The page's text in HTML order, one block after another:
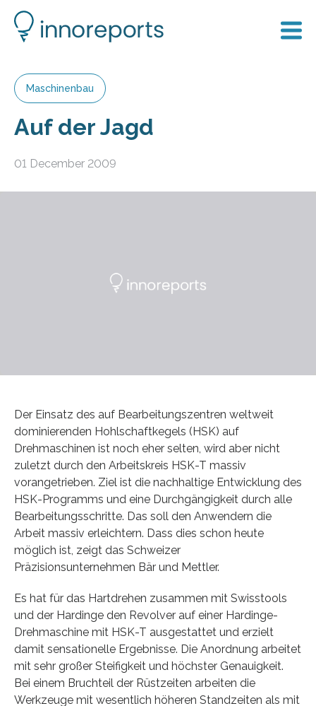
Maschinenbau
Auf der Jagd
01 December 2009
Der Einsatz des auf Bearbeitungszentren weltweit
dominierenden Hohlschaftkegels (HSK) auf
Drehmaschinen ist noch eher selten, wird aber nicht
zuletzt durch den Arbeitskreis HSK-T massiv
vorangetrieben. Ziel ist die nachhaltige Entwicklung des
HSK-Programms und eine Durchgängigkeit durch alle
Bearbeitungsschritte. Das soll den Anwendern die
Arbeit massiv erleichtern. Dass dies schon heute
möglich ist, zeigt das Schweizer
Präzisionsunternehmen Bär und Mettler.
Es hat für das Hartdrehen zusammen mit Swisstools
und der Hardinge den Revolver auf einer Hardinge-
Drehmaschine mit HSK-T ausgestattet und erzielt
damit sensationelle Ergebnisse. Die Anordnung arbeitet
mit sehr großer Steifigkeit und höchster Genauigkeit.
Bei einem Bruchteil der Rüstzeiten arbeiten die
Werkzeuge mit wesentlich höheren Standzeiten als mit